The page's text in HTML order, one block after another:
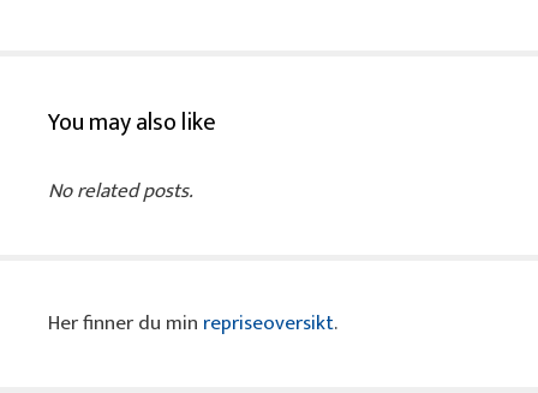
You may also like
No related posts.
Her finner du min repriseoversikt.